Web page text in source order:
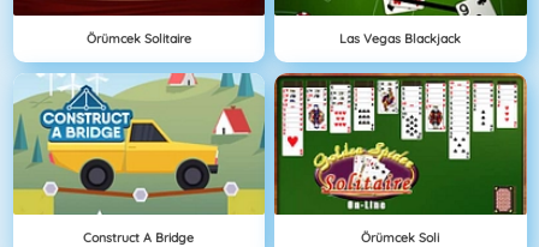
Örümcek Solitaire Las Vegas Blackjack
Construct A Bridge Örümcek Soli